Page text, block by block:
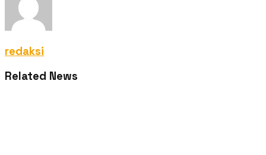
redaksi
Related News